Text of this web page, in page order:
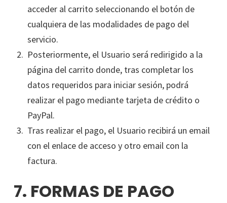
acceder al carrito seleccionando el botón de
cualquiera de las modalidades de pago del
servicio.
Posteriormente, el Usuario será redirigido a la
página del carrito donde, tras completar los
datos requeridos para iniciar sesión, podrá
realizar el pago mediante tarjeta de crédito o
PayPal.
Tras realizar el pago, el Usuario recibirá un email
con el enlace de acceso y otro email con la
factura.
7. FORMAS DE PAGO